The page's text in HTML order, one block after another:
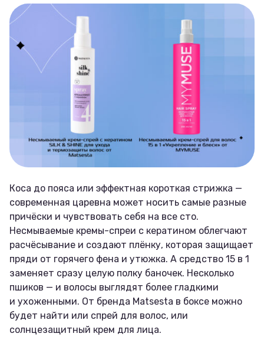
Коса до пояса или эффектная короткая стрижка —
современная царевна может носить самые разные
причёски и чувствовать себя на все сто.
Несмываемые кремы-спреи с кератином облегчают
расчёсывание и создают плёнку, которая защищает
пряди от горячего фена и утюжка. А средство 15 в 1
заменяет сразу целую полку баночек. Несколько
пшиков — и волосы выглядят более гладкими
и ухоженными. От бренда Matsesta в боксе можно
будет найти или спрей для волос, или
солнцезащитный крем для лица.